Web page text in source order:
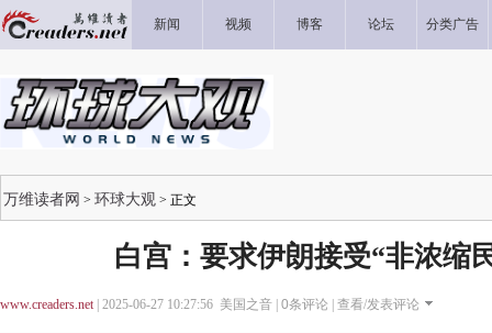
新闻 视频 博客 论坛 分类广告
万维读者网 > 环球大观 > 正文
白宫：要求伊朗接受“非浓缩
www.creaders.net| 2025-06-27 10:27:56 美国之音 | 0条评论 | 查看/发表评论